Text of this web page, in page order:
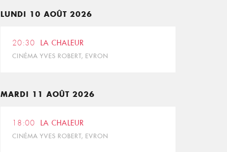
LUNDI 10 AOÛT 2026
20:30 LA CHALEUR
CINÉMA YVES ROBERT, EVRON
MARDI 11 AOÛT 2026
18:00 LA CHALEUR
CINÉMA YVES ROBERT, EVRON